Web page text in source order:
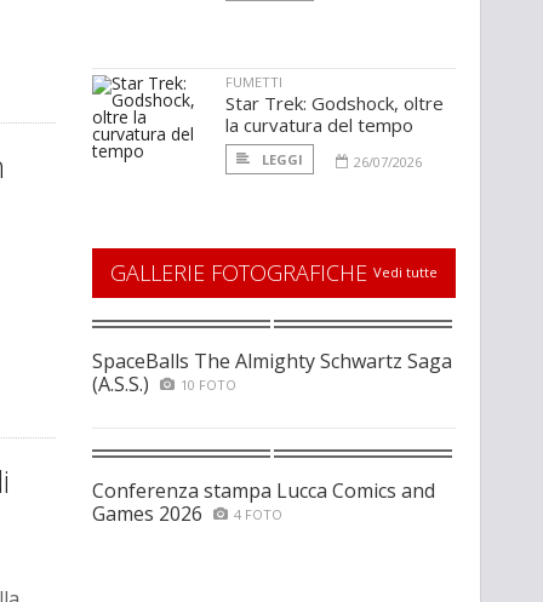
FUMETTI
Star Trek: Godshock, oltre
la curvatura del tempo
LEGGI 26/07/2026
GALLERIE FOTOGRAFICHE Vedi tutte
SpaceBalls The Almighty Schwartz Saga
(A.S.S.)
10 FOTO
Conferenza stampa Lucca Comics and
Games 2026
4 FOTO